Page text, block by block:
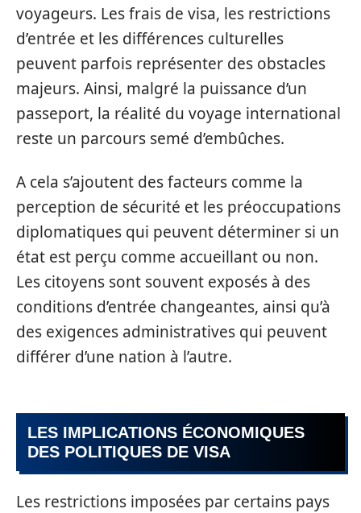
voyageurs. Les frais de visa, les restrictions
d’entrée et les différences culturelles
peuvent parfois représenter des obstacles
majeurs. Ainsi, malgré la puissance d’un
passeport, la réalité du voyage international
reste un parcours semé d’embûches.
A cela s’ajoutent des facteurs comme la
perception de sécurité et les préoccupations
diplomatiques qui peuvent déterminer si un
état est perçu comme accueillant ou non.
Les citoyens sont souvent exposés à des
conditions d’entrée changeantes, ainsi qu’à
des exigences administratives qui peuvent
différer d’une nation à l’autre.
LES IMPLICATIONS ÉCONOMIQUES
DES POLITIQUES DE VISA
Les restrictions imposées par certains pays